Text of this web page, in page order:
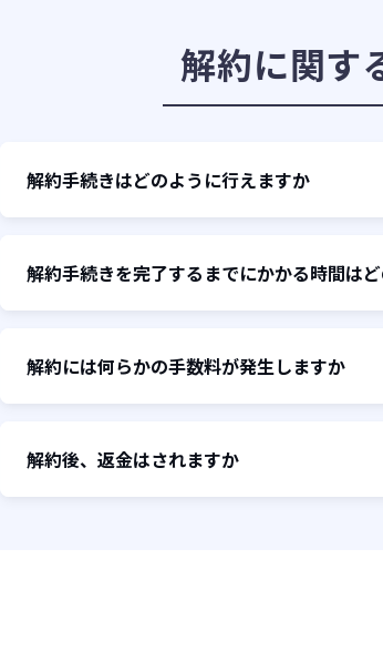
解約に関す
解約手続きはどのように行えますか
解約手続きを完了するまでにかかる時間は
解約には何らかの手数料が発生しますか
解約後、返金はされますか